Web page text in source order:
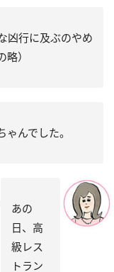
凶行に及ぶのやめ
）
んでした。
あの
日、高
級レス
トラン